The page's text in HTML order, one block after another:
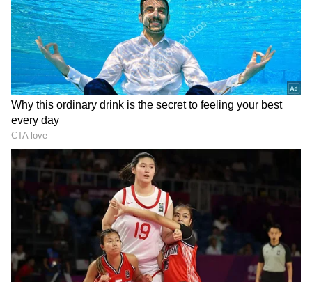
Related Articles
Mutton Paya: కుక్కర్లో మటన్ పాయా సింపుల్ గా
ఇలా వండేయండి.. రెసిపీ ఇదిగో
Brahma Sarovaram: జీవితంలో ఒక్కసారైనా
బ్రహ్మసరోవరం చూసి రండి.. ఈ పవిత్ర సరస్సు
ఎక్కుడుందంటే?